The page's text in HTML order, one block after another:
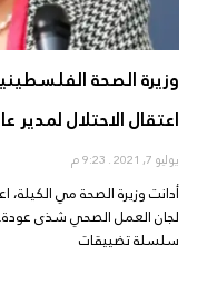
وزيرة الصحة
اعتقال الاحتلال
يوليو 7, 2021
أدانت وزيرة الصحة مي الكيلة،
لجان العمل الصحي شذى عودة.
سلسلة تضييقات